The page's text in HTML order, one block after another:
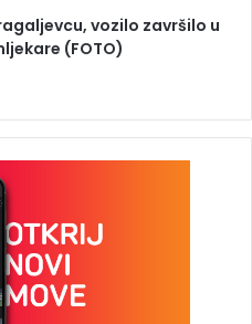
vozilo završilo u
(FOTO)